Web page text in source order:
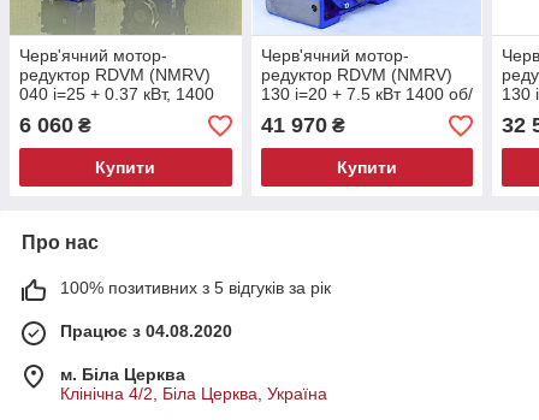
Черв'ячний мотор-
редуктор RDVM (NMRV)
040 і=25 + 0.37 кВт, 1400
об/хв 3 фази (56 об/хв з
редуктора)
6 060 ₴
Купити
Черв'ячний мотор-
редуктор RDVM (NMRV)
130 і=20 + 7.5 кВт 1400 об/
хв 3 фази (70 об/хв з
редуктора)
41 970₴
Купити
130
хв
32
Про нас
100% позитивних з 5 відгуків за рік
Працює з 04.08.2020
м. Біла Церква
Клінічна 4/2, Біла Церква, Україна